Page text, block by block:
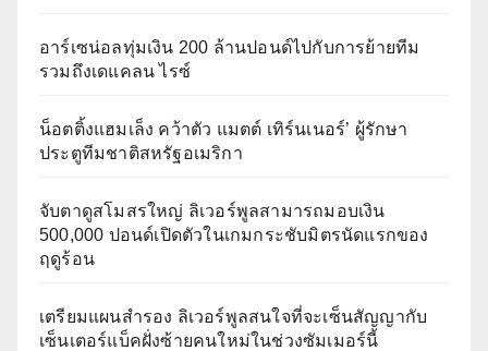
อาร์เซน่อลทุ่มเงิน 200 ล้านปอนด์ไปกับการย้ายทีม
รวมถึงเดแคลน ไรซ์
น็อตติ้งแฮมเล็ง คว้าตัว แมตต์ เทิร์นเนอร์’ ผู้รักษา
ประตูทีมชาติสหรัฐอเมริกา
จับตาดูสโมสรใหญ่ ลิเวอร์พูลสามารถมอบเงิน
500,000 ปอนด์เปิดตัวในเกมกระชับมิตรนัดแรกของ
ฤดูร้อน
เตรียมแผนสำรอง ลิเวอร์พูลสนใจที่จะเซ็นสัญญากับ
เซ็นเตอร์แบ็คฝั่งซ้ายคนใหม่ในช่วงซัมเมอร์นี้